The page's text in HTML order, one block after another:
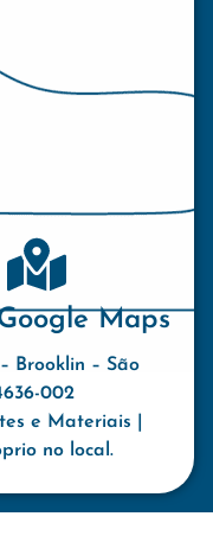
Maps
Brooklin – São
002
e Materiais |
no local.